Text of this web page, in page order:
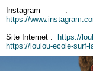
Instagram
https://
Site Internet : https://
https://loulou-ecole-surf-